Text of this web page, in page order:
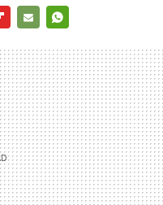
MAIL